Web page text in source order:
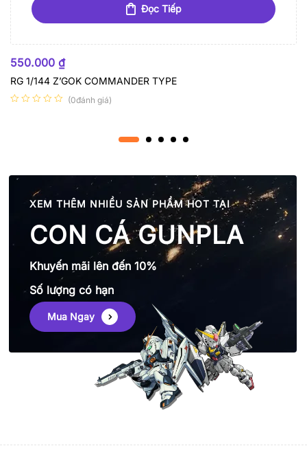
Đọc Tiếp
550.000 ₫
RG 1/144 Z’GOK COMMANDER TYPE
(0đánh giá)
XEM THÊM NHIỀU SẢN PHẨM HOT TẠI
CON CÁ GUNPLA
Khuyến mãi lên đến 10%
Số lượng có hạn
Mua Ngay